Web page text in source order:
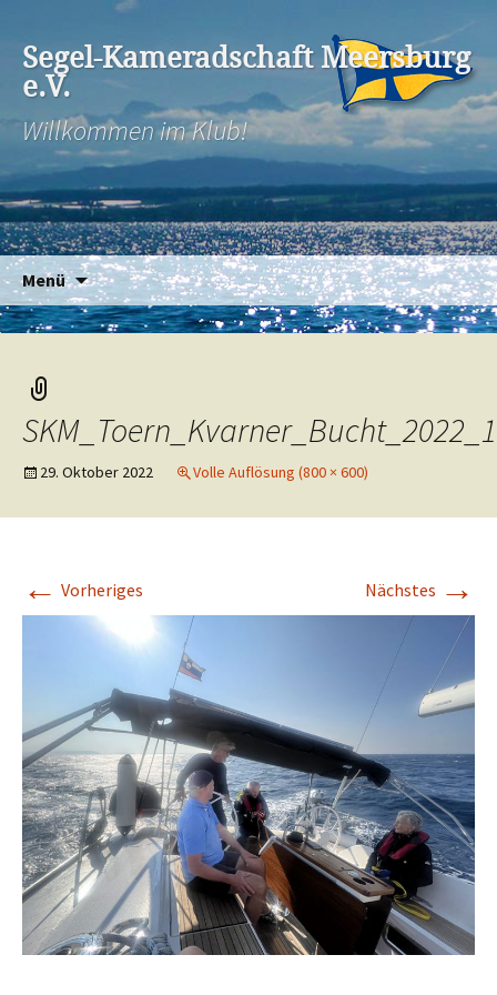
Segel-Kameradschaft Meersburg
e.V.
Willkommen im Klub!
Menü
Zum
Inhalt
springen
Suchen
nach:
29. Oktober 2022 Volle Auflösung (800 × 600)
← Vorheriges Nächstes →